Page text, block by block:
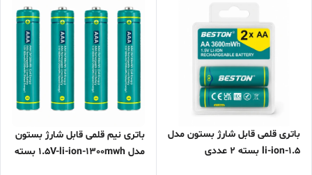
باتری قلمی قابل شارژ بستون مدل
1.5-li-ion بسته ۲ عددی
باتری نیم قلمی قابل شارژ بستون
مدل 1.5V-li-ion-1300mwh بسته